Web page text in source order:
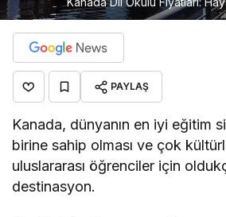
PAYLAŞ
Kanada, dünyanın en iyi eğitim
birine sahip olması ve çok
uluslararası öğrenciler için
destinasyon.